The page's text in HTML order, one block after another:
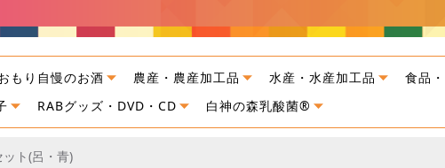
もり自慢のお酒 農産・農産加工品 水産・水産加工品
食品
RABグッズ・DVD・CD 白神の森乳酸菌®
ト(呂・青)